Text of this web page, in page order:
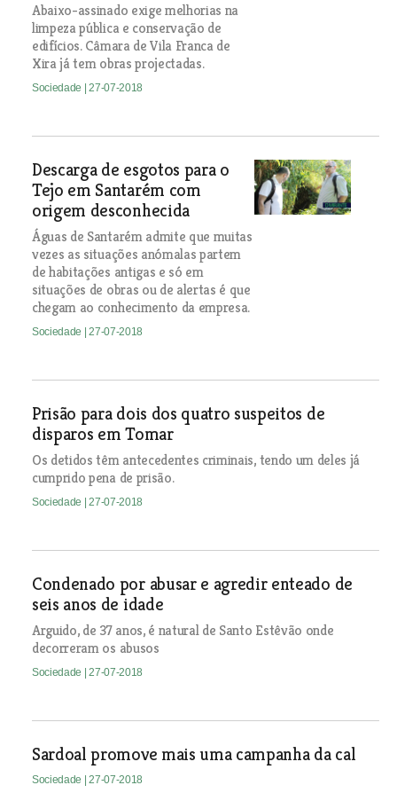
Abaixo-assinado exige melhorias na
limpeza pública e conservação de
edifícios. Câmara de Vila Franca de
Xira já tem obras projectadas.
Sociedade | 27-07-2018
Descarga de esgotos para o
Tejo em Santarém com
origem desconhecida
Águas de Santarém admite que muitas
vezes as situações anómalas partem
de habitações antigas e só em
situações de obras ou de alertas é que
chegam ao conhecimento da empresa.
Sociedade | 27-07-2018
Prisão para dois dos quatro suspeitos de
disparos em Tomar
Os detidos têm antecedentes criminais, tendo um deles já
cumprido pena de prisão.
Sociedade | 27-07-2018
Condenado por abusar e agredir enteado de
seis anos de idade
Arguido, de 37 anos, é natural de Santo Estêvão onde
decorreram os abusos
Sociedade | 27-07-2018
Sardoal promove mais uma campanha da cal
Sociedade | 27-07-2018